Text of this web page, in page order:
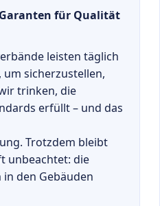
für Qualität
leisten täglich
sicherzustellen,
trinken, die
erfüllt – und das
Trotzdem bleibt
unbeachtet: die
den Gebäuden